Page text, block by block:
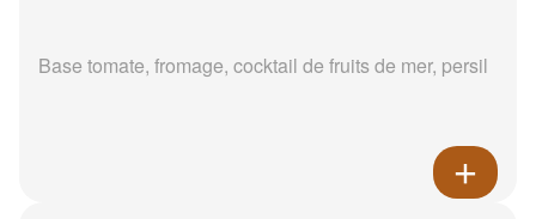
Base tomate, fromage, cocktail de fruits de mer, persil